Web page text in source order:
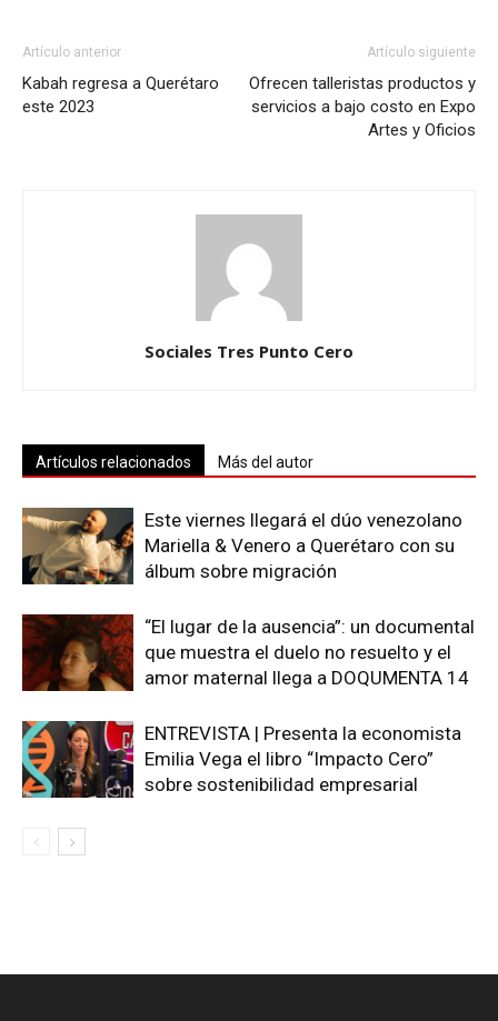
Artículo anterior
Kabah regresa a Querétaro
este 2023
Artículo siguiente
Ofrecen talleristas productos y
servicios a bajo costo en Expo
Artes y Oficios
Sociales Tres Punto Cero
Artículos relacionados Más del autor
Este viernes llegará el dúo venezolano
Mariella & Venero a Querétaro con su
álbum sobre migración
“El lugar de la ausencia”: un documental
que muestra el duelo no resuelto y el
amor maternal llega a DOQUMENTA 14
ENTREVISTA | Presenta la economista
Emilia Vega el libro “Impacto Cero”
sobre sostenibilidad empresarial